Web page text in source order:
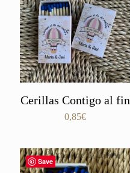
Cerillas Contigo al fin
0,85€
Save